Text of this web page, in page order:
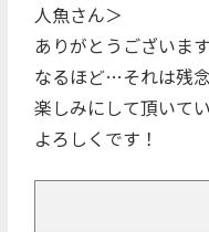
人魚さん＞
ありがとうございます
なるほど…それは残
楽しみにして頂いて
よろしくです！